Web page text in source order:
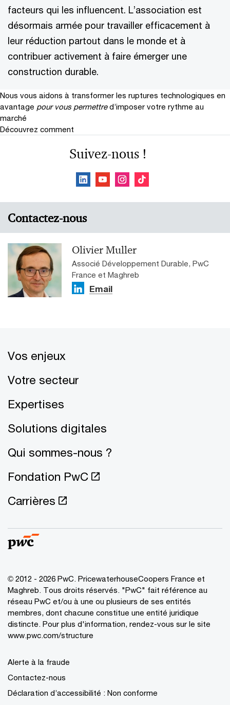
facteurs qui les influencent. L’association est
désormais armée pour travailler efficacement à
leur réduction partout dans le monde et à
contribuer activement à faire émerger une
construction durable.
Nous vous aidons à transformer les ruptures technologiques en
avantage pour vous permettre d’imposer votre rythme au
marché
Découvrez comment
Suivez-nous !
Contactez-nous
Olivier Muller
Associé Développement Durable, PwC
France et Maghreb
Email
Vos enjeux
Votre secteur
Expertises
Solutions digitales
Qui sommes-nous ?
Fondation PwC
Carrières
© 2012 - 2026 PwC. PricewaterhouseCoopers France et
Maghreb. Tous droits réservés. "PwC" fait référence au
réseau PwC et/ou à une ou plusieurs de ses entités
membres, dont chacune constitue une entité juridique
distincte. Pour plus d'information, rendez-vous sur le site
www.pwc.com/structure
Alerte à la fraude
Contactez-nous
Déclaration d’accessibilité : Non conforme